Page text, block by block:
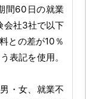
間60日の就業
会社3社で以下
との差が10％
表記を使用。
・女、就業不